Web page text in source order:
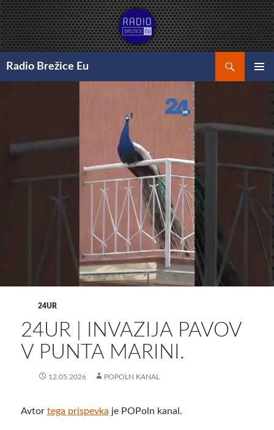
Preskoči
na
vsebino
Radio Brežice Eu
24UR
24UR | INVAZIJA PAVOV
V PUNTA MARINI.
12.05.2026 POPOLN KANAL
Avtor tega prispevka je POPoln kanal.